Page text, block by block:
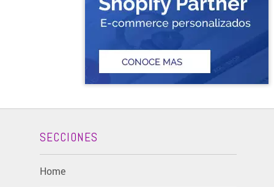
SECCIONES
Home